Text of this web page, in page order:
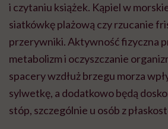
i czytaniu książek. Kąpiel w
siatkówkę plażową czy rzucanie
przerywniki. Aktywność fizyczna
metabolizm i oczyszczanie
spacery wzdłuż brzegu morza
sylwetkę, a dodatkowo będą
stóp, szczególnie u osób z